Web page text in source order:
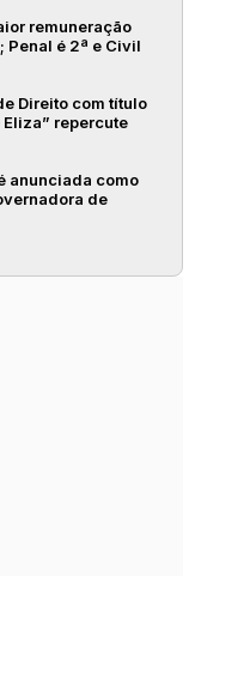
remuneração
Penal é 2ª e Civil
Direito com título
Eliza” repercute
anunciada como
de